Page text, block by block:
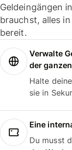
Geldeingängen
brauchst, alles
bereit.
Verwalte
der
Halte
sie in
Eine
Du musst